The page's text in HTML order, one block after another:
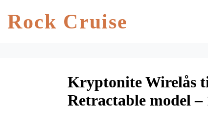
Rock Cruise
Kryptonite Wirelås
Retractable model –